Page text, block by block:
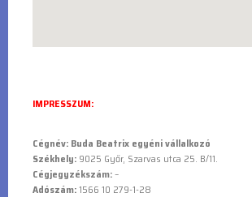
Székhely:9025 Győr, Szarvas utca 25. B/11.
A céget bejegyző hatóság:Pécsi Törvényszék
Iparkamara:Győri Kereskedelmi és Iparkamara
Adatvédelmi felelős:
Telefon:+ 36 70 776 1728